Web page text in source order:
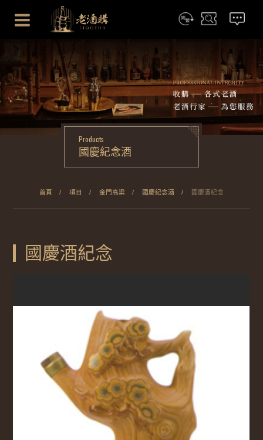
Products
國慶紀念酒
首頁 項目 金門高粱 國慶紀念酒 國慶酒紀念
國慶酒紀念